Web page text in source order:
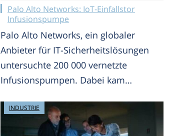
Palo Alto Networks: IoT-Einfallstor
Infusionspumpe
Palo Alto Networks, ein globaler
Anbieter für IT-Sicherheitslösungen
untersuchte 200 000 vernetzte
Infusionspumpen. Dabei kam…
INDUSTRIE